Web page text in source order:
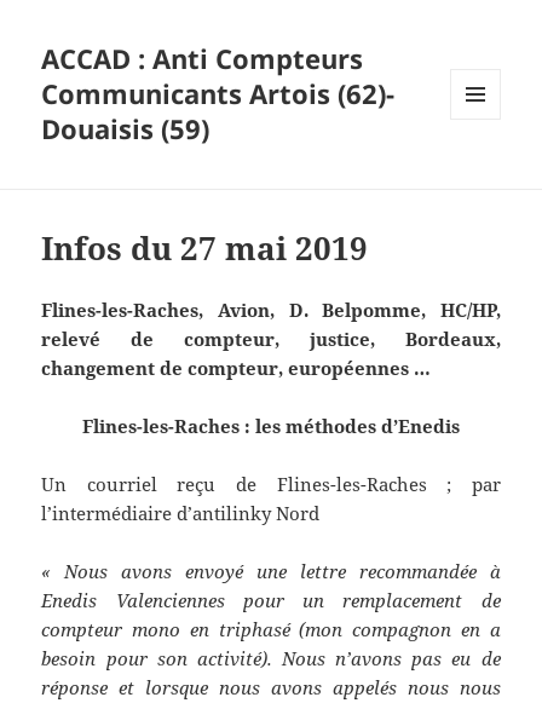
ACCAD : Anti Compteurs
Communicants Artois (62)-
Douaisis (59)
Infos du 27 mai 2019
Flines-les-Raches, Avion, D. Belpomme, HC/HP,
relevé de compteur, justice, Bordeaux,
changement de compteur, européennes …
Flines-les-Raches : les méthodes d’Enedis
Un courriel reçu de Flines-les-Raches ; par
l’intermédiaire d’antilinky Nord
« Nous avons envoyé une lettre recommandée à
Enedis Valenciennes pour un remplacement de
compteur mono en triphasé (mon compagnon en a
besoin pour son activité). Nous n’avons pas eu de
réponse et lorsque nous avons appelés nous nous